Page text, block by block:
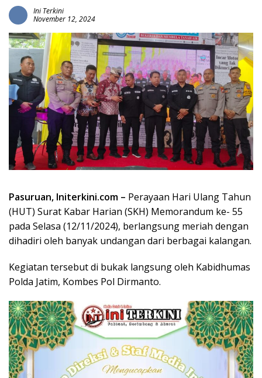
Ini Terkini
November 12, 2024
Pasuruan, Initerkini.com – Perayaan Hari Ulang Tahun
(HUT) Surat Kabar Harian (SKH) Memorandum ke- 55
pada Selasa (12/11/2024), berlangsung meriah dengan
dihadiri oleh banyak undangan dari berbagai kalangan.
Kegiatan tersebut di bukak langsung oleh Kabidhumas
Polda Jatim, Kombes Pol Dirmanto.